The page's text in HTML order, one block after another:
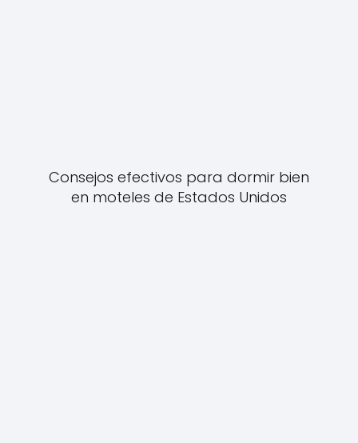
Consejos efectivos para dormir bien
en moteles de Estados Unidos